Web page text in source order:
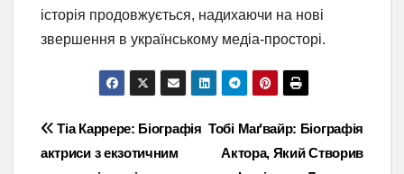
історія продовжується, надихаючи на нові
звершення в українському медіа-просторі.
Навігація
Тобі Маґвайр: Біографія
Актора, Який Створив
Тіа Каррере: Біографія
актриси з екзотичним